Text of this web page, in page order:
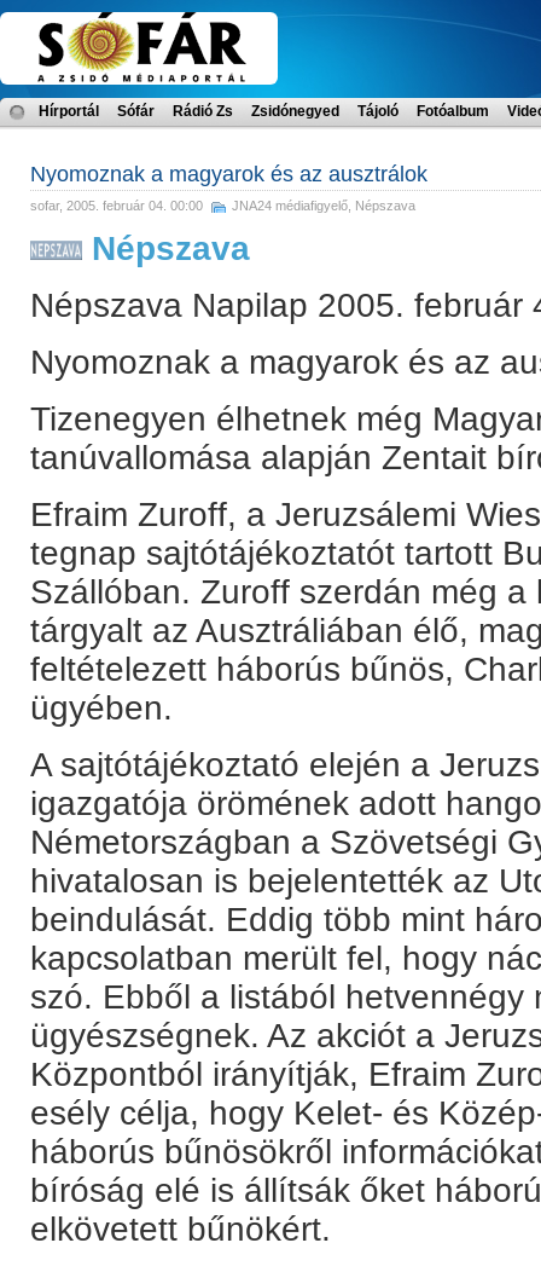
Hírportál Sófár Rádió Zs Zsidónegyed Tájoló Fotóalbum
Nyomoznak a magyarok és az ausztrálok
sofar, 2005. február 04. 00:00 JNA24 médiafigyelő Népszava
Népszava
Népszava Napilap 2005. február
Nyomoznak a magyarok és az
Tizenegyen élhetnek még
tanúvallomása alapján Zentait
Efraim Zuroff, a Jeruzsálemi
tegnap sajtótájékoztatót tartott
Szállóban. Zuroff szerdán még
tárgyalt az Ausztráliában élő,
feltételezett háborús bűnös,
ügyében.
A sajtótájékoztató elején a
igazgatója örömének adott
Németországban a Szövetségi
hivatalosan is bejelentették az
beindulását. Eddig több mint
kapcsolatban merült fel, hogy
szó. Ebből a listából
ügyészségnek. Az akciót a
Központból irányítják, Efraim
esély célja, hogy Kelet- és
háborús bűnösökről
bíróság elé is állítsák őket
elkövetett bűnökért.